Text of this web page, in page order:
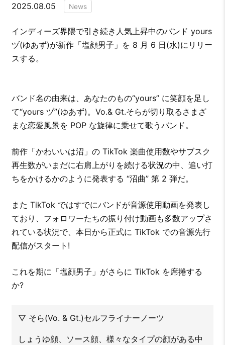
2025.08.05 News
インディーズ界隈で引き続き人気上昇中のバンド yours
ヅ(ゆあず)が新作「塩顔男子」を 8 月 6 日(水)にリリー
スする。
バンド名の由来は、あなたのもの“yours” に笑顔を足し
て“yours ヅ”(ゆあず)。Vo.& Gt.そらが切り取るさまざ
まな恋愛風景を POP な旋律に乗せて歌うバンド。
前作「かわいいは沼」の TikTok 楽曲使用数やサブスク
再生数がいまだに右肩上がりを続ける状況の中、追い打
ちをかけるかのように発表する “沼曲” 第 2 弾だ。
また TikTok ではすでにバンドが音源使用動画を発表し
ており、フォロワーたちの振り付け動画も多数アップさ
れている状況で、本日から正式に TikTok での音源先行
配信がスタート!
これを期に「塩顔男子」がさらに TikTok を席捲する
か?
▽ そら(Vo. & Gt.)セルフライナーノーツ
しょうゆ顔、ソース顔、様々なタイプの顔がある中